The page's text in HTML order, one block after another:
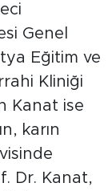
Dr. Kanat,
kalın
etkili
için de bu
şeklinde